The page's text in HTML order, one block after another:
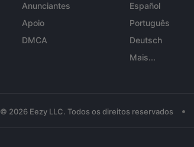
Anunciantes
Apoio
DMCA
Español
Português
Deutsch
Mais...
© 2026 Eezy LLC. Todos os direitos reservados •